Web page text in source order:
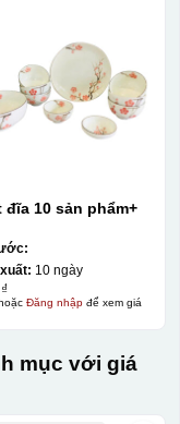
Bước 2: Dán
nung ở nhiệt độ
Để tạo ra decal
sẽ in lên 1 loại
căn chỉnh theo
đĩa 10 sản phẩm+
10 ngày
Đăng nhậpđể xem giá
mục với giá